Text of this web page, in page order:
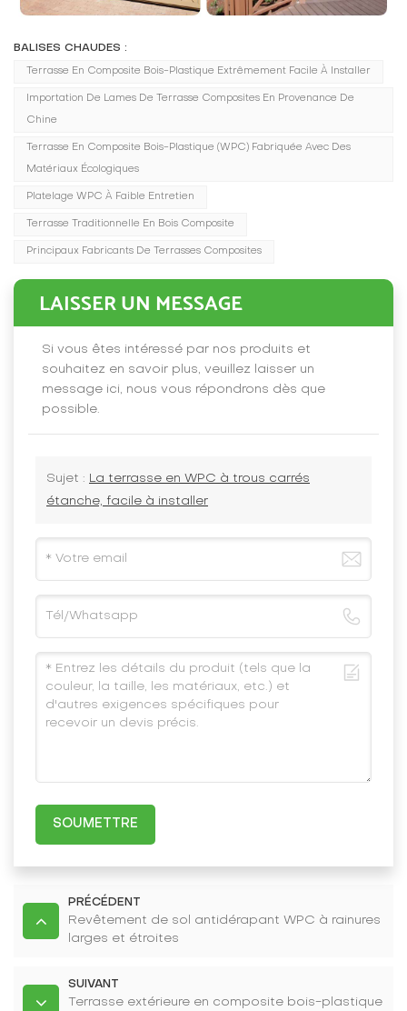
BALISES CHAUDES :
Terrasse En Composite Bois-Plastique Extrêmement Facile À Installer
Importation De Lames De Terrasse Composites En Provenance De
Chine
Terrasse En Composite Bois-Plastique (WPC) Fabriquée Avec Des
Matériaux Écologiques
Platelage WPC À Faible Entretien
Terrasse Traditionnelle En Bois Composite
Principaux Fabricants De Terrasses Composites
LAISSER UN MESSAGE
Si vous êtes intéressé par nos produits et
souhaitez en savoir plus, veuillez laisser un
message ici, nous vous répondrons dès que
possible.
Sujet : La terrasse en WPC à trous carrés
étanche, facile à installer
SOUMETTRE
PRÉCÉDENT
Revêtement de sol antidérapant WPC à rainures
larges et étroites
SUIVANT
Terrasse extérieure en composite bois-plastique